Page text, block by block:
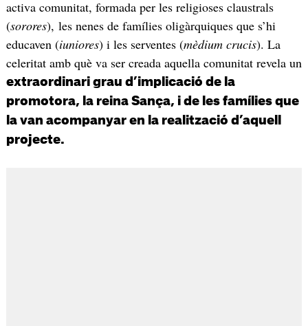
activa comunitat, formada per les religioses claustrals
(sorores), les nenes de famílies oligàrquiques que s’hi
educaven (iuniores) i les serventes (mèdium crucis). La
celeritat amb què va ser creada aquella comunitat revela un
extraordinari grau d’implicació de la
promotora, la reina Sança, i de les famílies que
la van acompanyar en la realització d’aquell
projecte.